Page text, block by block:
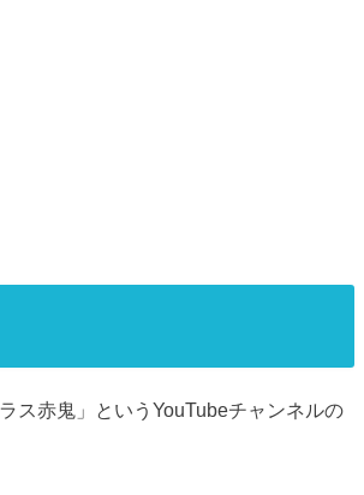
ス赤鬼」というYouTubeチャンネルの